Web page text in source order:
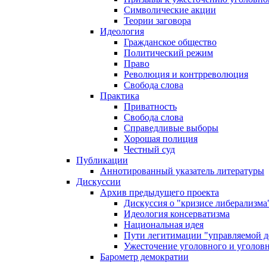
Символические акции
Теории заговора
Идеология
Гражданское общество
Политический режим
Право
Революция и контрреволюция
Свобода слова
Практика
Приватность
Свобода слова
Справедливые выборы
Хорошая полиция
Честный суд
Публикации
Аннотированный указатель литературы
Дискуссии
Архив предыдущего проекта
Дискуссия о "кризисе
Идеология консерватизма
Национальная идея
Пути легитимации "управляемой
Ужесточение уголовного и
Барометр демократии